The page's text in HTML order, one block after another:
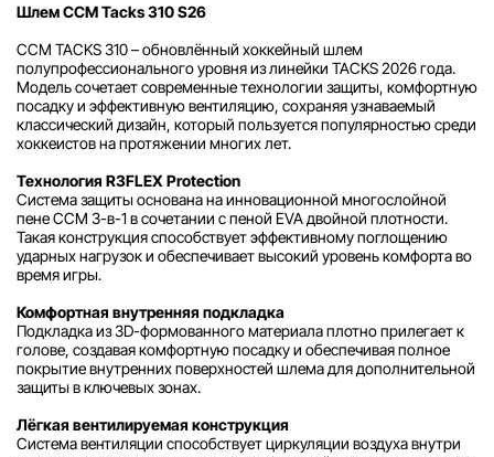
Шлем CCM Tacks 310 S26
CCM TACKS 310 – обновлённый хоккейный шлем
полупрофессионального уровня из линейки TACKS 2026 года.
Модель сочетает современные технологии защиты, комфортную
посадку и эффективную вентиляцию, сохраняя узнаваемый
классический дизайн, который пользуется популярностью среди
хоккеистов на протяжении многих лет.
Технология R3FLEX Protection
Система защиты основана на инновационной многослойной
пене CCM 3-в-1 в сочетании с пеной EVA двойной плотности.
Такая конструкция способствует эффективному поглощению
ударных нагрузок и обеспечивает высокий уровень комфорта во
время игры.
Комфортная внутренняя подкладка
Подкладка из 3D-формованного материала плотно прилегает к
голове, создавая комфортную посадку и обеспечивая полное
покрытие внутренних поверхностей шлема для дополнительной
защиты в ключевых зонах.
Лёгкая вентилируемая конструкция
Система вентиляции способствует циркуляции воздуха внутри